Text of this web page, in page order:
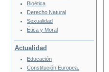
Bioética
Derecho Natural
Sexualidad
Ética y Moral
Actualidad
Educación
Constitución Europea.